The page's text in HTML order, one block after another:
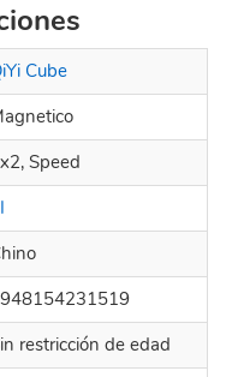
Cube
Speed
restricción de edad